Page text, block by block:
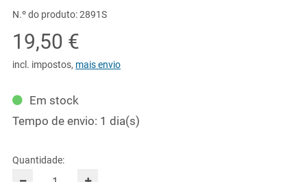
N.º do produto: 2891S
19,50 €
incl. impostos, mais envio
Em stock
Tempo de envio: 1 dia(s)
Quantidade: